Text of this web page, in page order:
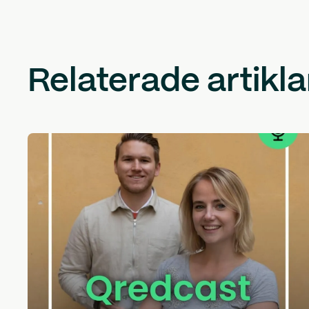
Relaterade